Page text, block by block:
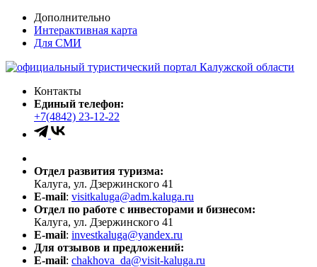
Дополнительно
Интерактивная карта
Для СМИ
Контакты
Единый телефон:
+7(4842) 23-12-22
Отдел развития туризма:
Калуга, ул. Дзержинского 41
E-mail: visitkaluga@adm.kaluga.ru
Отдел по работе с инвесторами и бизнесом:
Калуга, ул. Дзержинского 41
E-mail: investkaluga@yandex.ru
Для отзывов и предложений:
E-mail: chakhova_da@visit-kaluga.ru